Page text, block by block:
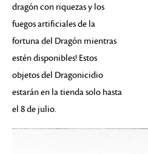
dragón con riquezas y los
fuegos artificiales de la
fortuna del Dragón mientras
estén disponibles! Estos
objetos del Dragonicidio
estarán en la tienda solo hasta
el 8 de julio.